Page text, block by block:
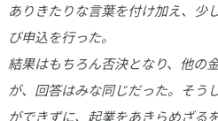
ありきたりな言葉を付け加え、少
び申込を行った。
結果はもちろん否決となり、他の
が、回答はみな同じだった。そう
ができずに、起業をあきらめざる